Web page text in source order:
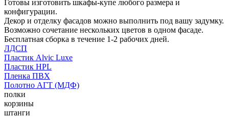
Готовы изготовить шкафы-купе любого размера и
конфигурации.
Декор и отделку фасадов можно выполнить под вашу задумку.
Возможно сочетание нескольких цветов в одном фасаде.
Бесплатная сборка в течение 1-2 рабочих дней.
ЛДСП
Пластик Alvic Luxe
Пластик HPL
Пленка ПВХ
Полотно АГТ (МДФ)
полки
корзины
штанги